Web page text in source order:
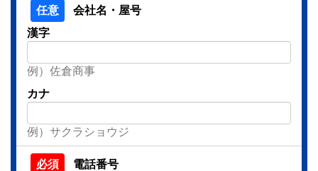
会社名・屋号
漢字
例）佐倉商事
カナ
例）サクラショウジ
電話番号